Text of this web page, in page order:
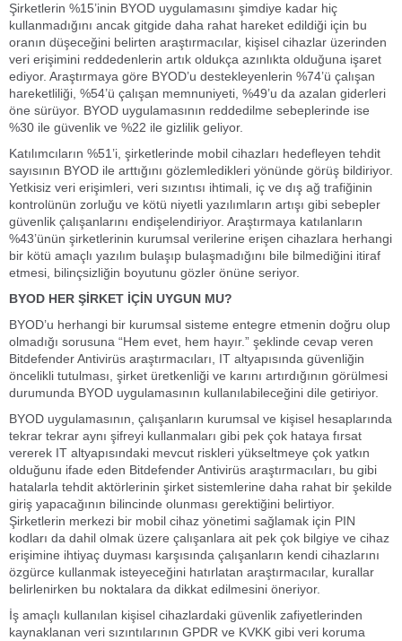
Şirketlerin %15’inin BYOD uygulamasını şimdiye kadar hiç
kullanmadığını ancak gitgide daha rahat hareket edildiği için bu
oranın düşeceğini belirten araştırmacılar, kişisel cihazlar üzerinden
veri erişimini reddedenlerin artık oldukça azınlıkta olduğuna işaret
ediyor. Araştırmaya göre BYOD’u destekleyenlerin %74’ü çalışan
hareketliliği, %54’ü çalışan memnuniyeti, %49’u da azalan giderleri
öne sürüyor. BYOD uygulamasının reddedilme sebeplerinde ise
%30 ile güvenlik ve %22 ile gizlilik geliyor.
Katılımcıların %51’i, şirketlerinde mobil cihazları hedefleyen tehdit
sayısının BYOD ile arttığını gözlemledikleri yönünde görüş bildiriyor.
Yetkisiz veri erişimleri, veri sızıntısı ihtimali, iç ve dış ağ trafiğinin
kontrolünün zorluğu ve kötü niyetli yazılımların artışı gibi sebepler
güvenlik çalışanlarını endişelendiriyor. Araştırmaya katılanların
%43’ünün şirketlerinin kurumsal verilerine erişen cihazlara herhangi
bir kötü amaçlı yazılım bulaşıp bulaşmadığını bile bilmediğini itiraf
etmesi, bilinçsizliğin boyutunu gözler önüne seriyor.
BYOD HER ŞİRKET İÇİN UYGUN MU?
BYOD’u herhangi bir kurumsal sisteme entegre etmenin doğru olup
olmadığı sorusuna “Hem evet, hem hayır.” şeklinde cevap veren
Bitdefender Antivirüs araştırmacıları, IT altyapısında güvenliğin
öncelikli tutulması, şirket üretkenliği ve karını artırdığının görülmesi
durumunda BYOD uygulamasının kullanılabileceğini dile getiriyor.
BYOD uygulamasının, çalışanların kurumsal ve kişisel hesaplarında
tekrar tekrar aynı şifreyi kullanmaları gibi pek çok hataya fırsat
vererek IT altyapısındaki mevcut riskleri yükseltmeye çok yatkın
olduğunu ifade eden Bitdefender Antivirüs araştırmacıları, bu gibi
hatalarla tehdit aktörlerinin şirket sistemlerine daha rahat bir şekilde
giriş yapacağının bilincinde olunması gerektiğini belirtiyor.
Şirketlerin merkezi bir mobil cihaz yönetimi sağlamak için PIN
kodları da dahil olmak üzere çalışanlara ait pek çok bilgiye ve cihaz
erişimine ihtiyaç duyması karşısında çalışanların kendi cihazlarını
özgürce kullanmak isteyeceğini hatırlatan araştırmacılar, kurallar
belirlenirken bu noktalara da dikkat edilmesini öneriyor.
İş amaçlı kullanılan kişisel cihazlardaki güvenlik zafiyetlerinden
kaynaklanan veri sızıntılarının GPDR ve KVKK gibi veri koruma